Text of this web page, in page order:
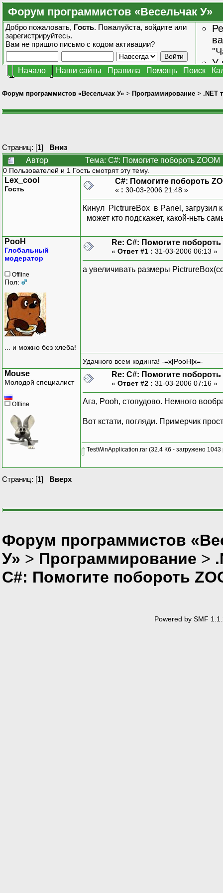
Форум программистов «Весельчак У»
Добро пожаловать, Гость. Пожалуйста, войдите или
зарегистрируйтесь.
Вам не пришло письмо с кодом активации?
У
Начало Наши сайты Правила Помощь Поиск
Форум программистов «Весельчак У» > Программирование > .NET
Страниц: [1] Вниз
Автор
Тема: C#: Помогите побороть
0 Пользователей и 1 Гость смотрят эту тему.
Lex_cool
Гость
C#: Помогите побороть
« : 30-03-2006 21:48 »
Кинул PictrureBox в Panel, загрузил
может кто подскажет, какой-ньть
PooH
Глобальный
модератор
Offline
Пол:
... и можно без хлеба!
Re: C#: Помогите побороть
« Ответ #1 : 31-03-2006 06:13 »
а увеличивать размеры
Удачного всем кодинга! -=x[PooH]x=-
Mouse
Молодой специалист
Offline
Re: C#: Помогите побороть
« Ответ #2 : 31-03-2006 07:16 »
Ага, Pooh, стопудово. Немного
Вот кстати, погляди. Примерчик
TestWinApplication.rar (32.4 Кб - загружено 1043
Страниц: [1] Вверх
Форум программистов
У» > Программирование >
C#: Помогите побороть
Powered by SMF